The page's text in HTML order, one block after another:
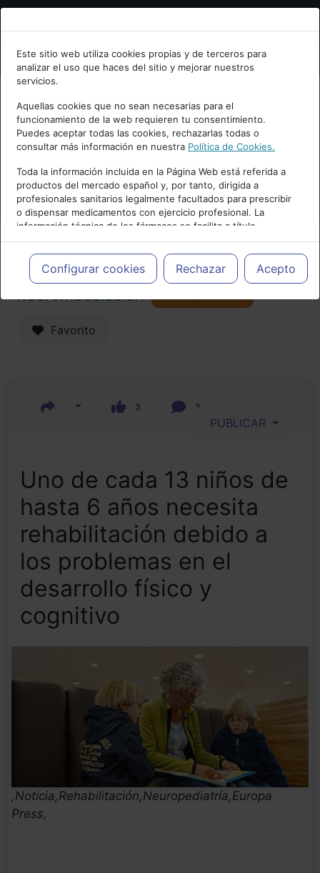
Bienvenid@ a psiquiatria.com
Escribe tu Email
Accede o regístrate con tu email.
Cancelar
Este sitio web utiliza cookies propias y de terceros para
analizar el uso que haces del sitio y mejorar nuestros
servicios.
Aquellas cookies que no sean necesarias para el
funcionamiento de la web requieren tu consentimiento.
Puedes aceptar todas las cookies, rechazarlas todas o
consultar más información en nuestra Política de Cookies.
Toda la información incluida en la Página Web está referida a
productos del mercado español y, por tanto, dirigida a
profesionales sanitarios legalmente facultados para prescribir
o dispensar medicamentos con ejercicio profesional. La
información técnica de los fármacos se facilita a título
meramente informativo, siendo responsabilidad de los
profesionales facultados prescribir medicamentos y decidir, en
cada caso concreto, el tratamiento más adecuado a las
necesidades del paciente.
Configurar cookies Rechazar Acepto
Actualidad y Artículos|Tratamientos y
neuromodulación
Favorito
3 2
PUBLICAR
Uno de cada 13 niños de
hasta 6 años necesita
rehabilitación debido a
los problemas en el
desarrollo físico y
cognitivo
,Noticia,Rehabilitación,Neuropediatría,Europa
Press,